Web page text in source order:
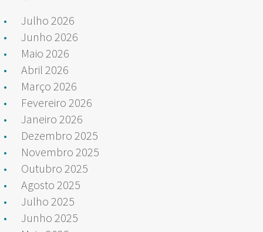
Julho 2026
Junho 2026
Maio 2026
Abril 2026
Março 2026
Fevereiro 2026
Janeiro 2026
Dezembro 2025
Novembro 2025
Outubro 2025
Agosto 2025
Julho 2025
Junho 2025